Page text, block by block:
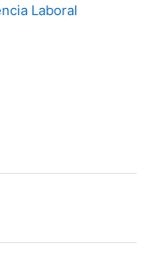
Laboral